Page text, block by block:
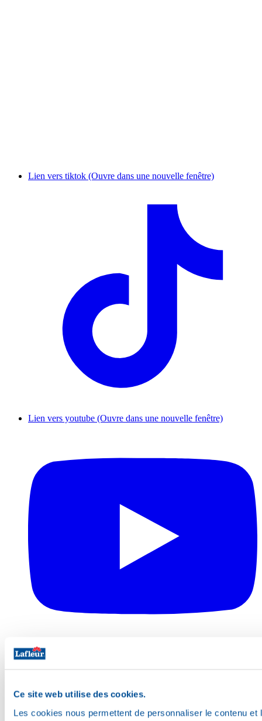
Ce site web utilise des cookies.
Les cookies nous permettent de personnaliser le contenu
Lien vers tiktok (Ouvre dans une nouvelle fenêtre)
Lien vers youtube (Ouvre dans une nouvelle fenêtre)